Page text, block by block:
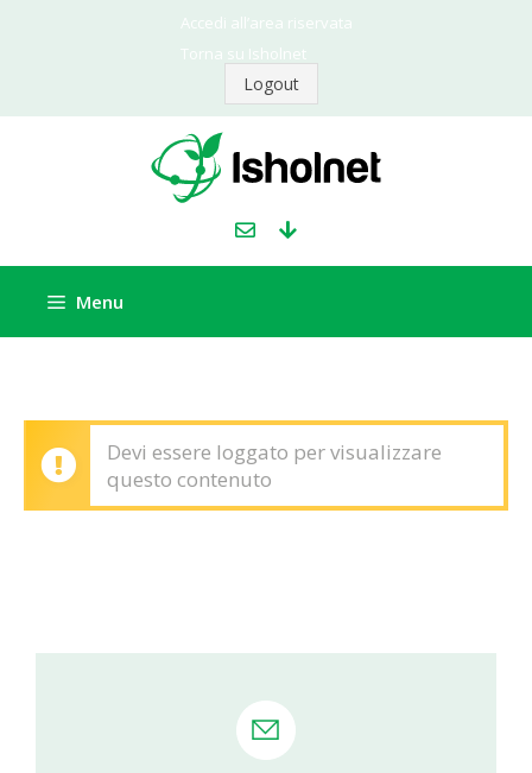
Accedi all’area riservata
Torna su Isholnet
Logout
Menu
Devi essere loggato per visualizzare
questo contenuto